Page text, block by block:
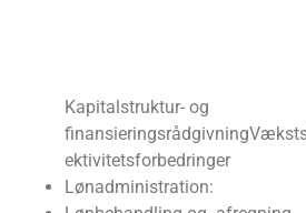
Kapitalstruktur- og
finansieringsrådgivning
ektivitetsforbedringer
Lønadministration: